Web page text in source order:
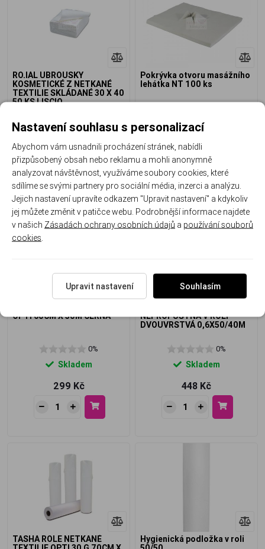
RO.IAL UBROUSKY
KOSMETICKÉ Z NETKANÉ
TEXTILIE SKLÁDANÉ 30 X 40
50 KS LISCIO
Skladem
139 Kč
Pokrývka otvoru masážního
lehátka NT 100 ks
Skladem
249 Kč
OPTI 60CM X 50M ČERNÁ
0%
Skladem
299 Kč
NEPROPUSTNÁ V ROLI
DVOUVRSTVÁ 0,6X50/40M
0%
Skladem
448 Kč
TASHA ROLE NETKANÉ
Hygienická podložka v roli
Nastavení souhlasu s personalizací
Abychom vám usnadnili procházení stránek, nabídli
přizpůsobený obsah nebo reklamu a mohli anonymně
analyzovat návštěvnost, využíváme soubory cookies, které
sdílíme se svými partnery pro sociální média, inzerci a analýzu.
Jejich nastavení upravíte odkazem "Upravit nastavení" a kdykoliv
jej můžete změnit v patičce webu. Podrobnější informace najdete
v našich Zásadách ochrany osobních údajů a používání souborů
cookies
Upravit nastavení Souhlasím